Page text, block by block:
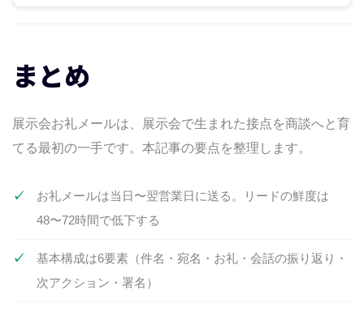
まとめ
展示会お礼メールは、展示会で生まれた接点を商談へと育
てる最初の一手です。本記事の要点を整理します。
お礼メールは当日〜翌営業日に送る。リードの鮮度は
48〜72時間で低下する
基本構成は6要素（件名・宛名・お礼・会話の振り返り・
次アクション・署名）